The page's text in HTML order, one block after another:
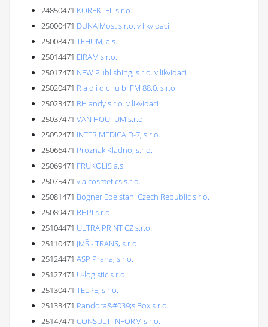
24850471 KOREKTEL s.r.o.
25000471 DUNA Most s.r.o. v likvidaci
25008471 TEHUM, a.s.
25014471 EIRAM s.r.o.
25017471 NEW Publishing, s.r.o. v likvidaci
25020471 R a d i o c l u b FM 88.0, s.r.o.
25023471 RH andy s.r.o. v likvidaci
25037471 VAN HOUTUM s.r.o.
25052471 INTER MEDICA D-7, s.r.o.
25066471 Proznak Kladno, s.r.o.
25069471 FRUKOLIS a.s.
25075471 via cosmetics s.r.o.
25081471 Bogner Edelstahl Czech Republic s.r.o.
25089471 RHPI s.r.o.
25104471 ULTRA PRINT CZ s.r.o.
25110471 JMŠ - TRANS, s.r.o.
25124471 ASP Praha, s.r.o.
25127471 U-logistic s.r.o.
25130471 TELPE, s.r.o.
25133471 Pandora&#039;s Box s.r.o.
25147471 CONSULT-INFORM s.r.o.